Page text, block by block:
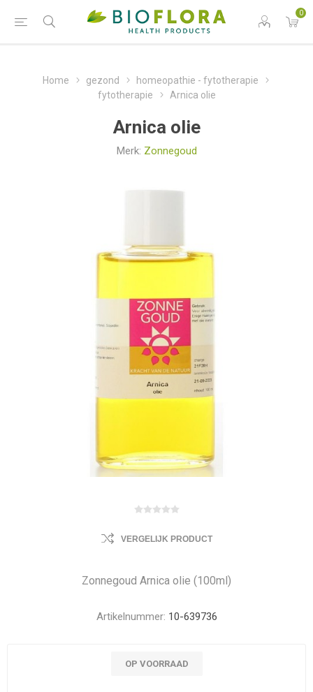
0
Home gezond
homeopathie - fytotherapie
fytotherapie
Arnica olie
Arnica olie
Merk: Zonnegoud
VERGELIJK PRODUCT
Zonnegoud Arnica olie (100ml)
Artikelnummer: 10-639736
OP VOORRAAD